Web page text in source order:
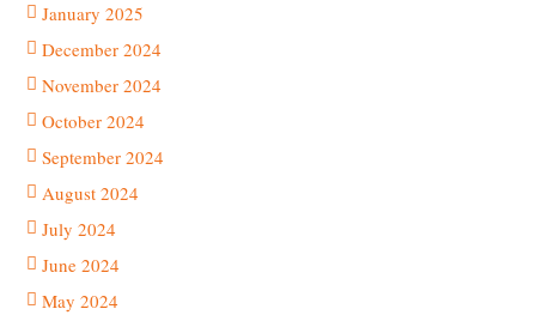
January 2025
December 2024
November 2024
October 2024
September 2024
August 2024
July 2024
June 2024
May 2024